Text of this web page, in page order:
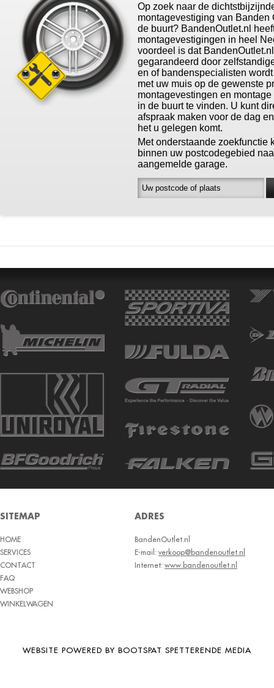
Op zoek naar de
montagevestiging van Banden
de buurt? BandenOutlet.nl
montagevestigingen in heel
voordeel is dat
gegarandeerd door
en of bandenspecialisten
met uw muis op de gewenste
montagevestingen en
in de buurt te vinden. U kunt
afspraak maken voor de dag
het u gelegen komt.
Met onderstaande zoekfunctie
binnen uw postcodegebied
aangemelde garage.
SITEMAP
HOME
SERVICES
CONTACT
FAQ
WEBSHOP
WINKELWAGEN
ADRES
BandenOutlet.nl
E-mail: verkoop@bandenoutlet.nl
Internet: www.bandenoutlet.nl
WEBSITE POWERED BY BOOTSPAT SPETTERENDE MEDIA